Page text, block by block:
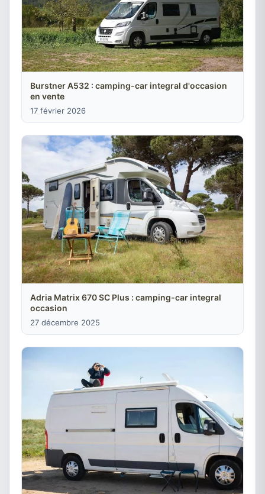
Burstner A532 : camping-car integral d'occasion
en vente
17 février 2026
Adria Matrix 670 SC Plus : camping-car integral
occasion
27 décembre 2025